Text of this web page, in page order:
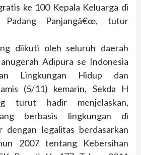
ke 100 Kepala Keluarga di
Panjangâ€œ, tutur
diikuti oleh seluruh daerah
Adipura se Indonesia
Lingkungan Hidup dan
(5/11) kemarin, Sekda H
turut hadir menjelaskan,
berbasis lingkungan di
dengan legalitas berdasarkan
2007 tentang Kebersihan